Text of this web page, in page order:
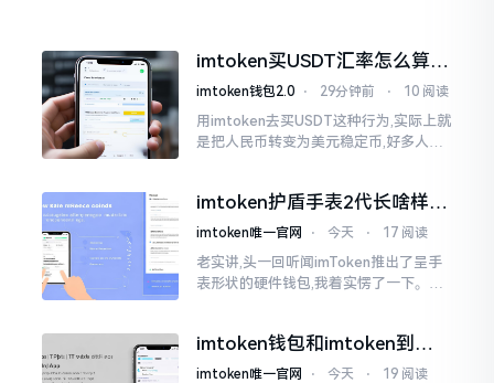
imtoken买USDT汇率怎么算？
几点买最划算
imtoken钱包2.0 ⋅ 29分钟前 ⋅ 10 阅读
用imtoken去买USDT这种行为,实际上就
是把人民币转变为美元稳定币,好多人在
低的状况
imtoken护盾手表2代长啥样？
真实上手体验分享
imtoken唯一官网 ⋅ 今天 ⋅ 17 阅读
老实讲,头一回听闻imToken推出了呈手
表形状的硬件钱包,我着实愣了一下。在c
imtoken钱包和imtoken到底
是不是一回事？看完就懂了
imtoken唯一官网 ⋅ 今天 ⋅ 19 阅读